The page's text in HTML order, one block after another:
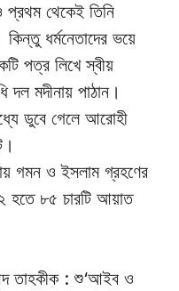
থেকেই তিনি
ধর্মনেতাদের ভয়ে
পত্র লিখে স্বীয়
দল মদীনায় পাঠান।
ডুবে গেলে আরোহী
গমন ও ইসলাম গ্রহণের
হতে ৮৫ চারটি আয়াত
তাহকীক : শু‘আইব ও